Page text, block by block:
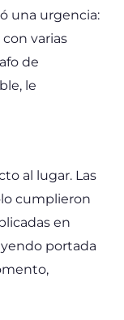
una urgencia:
varias
de
le
al lugar. Las
cumplieron
en
portada